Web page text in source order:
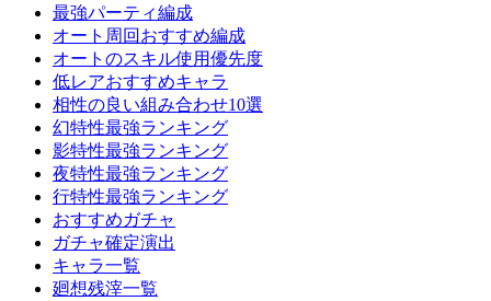
最強パーティ編成
オート周回おすすめ編成
オートのスキル使用優先度
低レアおすすめキャラ
相性の良い組み合わせ10選
幻特性最強ランキング
影特性最強ランキング
夜特性最強ランキング
行特性最強ランキング
おすすめガチャ
ガチャ確定演出
キャラ一覧
廻想残滓一覧